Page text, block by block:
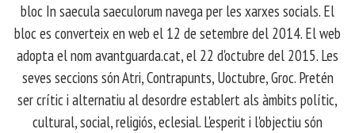
bloc In saecula saeculorum navega per les xarxes socials. El
bloc es converteix en web el 12 de setembre del 2014. El web
adopta el nom avantguarda.cat, el 22 d'octubre del 2015. Les
seves seccions són Atri, Contrapunts, Uoctubre, Groc. Pretén
ser crític i alternatiu al desordre establert als àmbits polític,
cultural, social, religiós, eclesial. L'esperit i l'objectiu són